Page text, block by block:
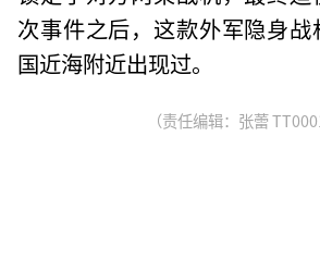
次事件之后，这款外军隐身
国近海附近出现过。
（责任编辑：张蕾